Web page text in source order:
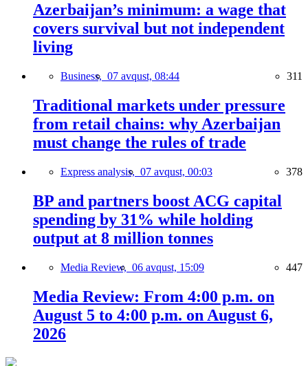
Azerbaijan’s minimum: a wage that
covers survival but not independent
living
Business, 07 avqust, 08:44 311
Traditional markets under pressure
from retail chains: why Azerbaijan
must change the rules of trade
Express analysis, 07 avqust, 00:03 378
BP and partners boost ACG capital
spending by 31% while holding
output at 8 million tonnes
Media Review, 06 avqust, 15:09 447
Media Review: From 4:00 p.m. on
August 5 to 4:00 p.m. on August 6,
2026